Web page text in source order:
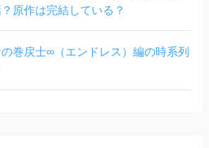
原作は完結している？
の巻戻士∞（エンドレス）編の時系列